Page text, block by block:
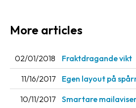
Manuals
Downloads
Barcode
More articles
02/01/2018 Fraktdragande vikt
11/16/2017 Egen layout på
10/11/2017 Smartare